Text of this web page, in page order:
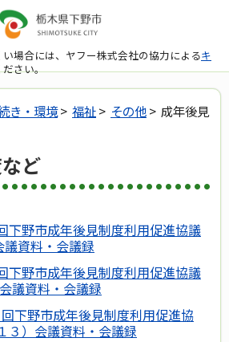
場合には、ヤフー株式会社の協力によるキ
さい。
き・環境> 福祉> その他> 成年後見
ど
下野市成年後見制度利用促進協議
議資料・会議録
下野市成年後見制度利用促進協議
議資料・会議録
下野市成年後見制度利用促進協
３）会議資料・会議録